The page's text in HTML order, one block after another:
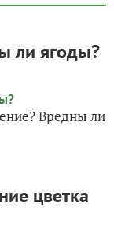
ли ягоды?
Вредны ли
цветка